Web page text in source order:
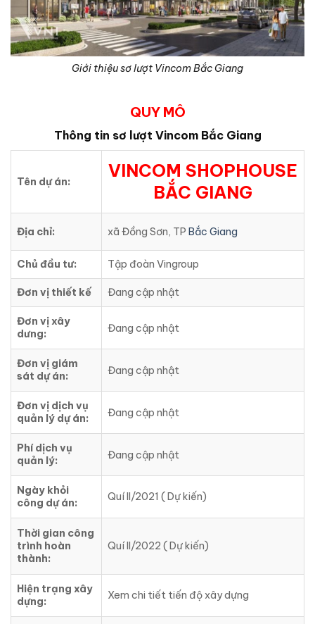
Giới thiệu sơ lượt Vincom Bắc Giang
QUY MÔ
Thông tin sơ lượt Vincom Bắc Giang
Tên dự án:
VINCOM SHOPHOUSE
BẮC GIANG
Địa chỉ: xã Đồng Sơn, TP Bắc Giang
Chủ đầu tư: Tập đoàn Vingroup
Đơn vị thiết kế Đang cập nhật
Đơn vị xây
dưng:
Đang cập nhật
Đơn vị giám
sát dự án:
Đang cập nhật
Đơn vị dịch vụ
quản lý dự án:
Đang cập nhật
Phí dịch vụ
quản lý:
Đang cập nhật
Ngày khỏi
công dự án:
Quí II/2021 ( Dự kiến)
Thời gian công
trình hoàn
thành:
Quí II/2022 ( Dự kiến)
Hiện trạng xây
dựng:
Xem chi tiết tiến độ xây dựng